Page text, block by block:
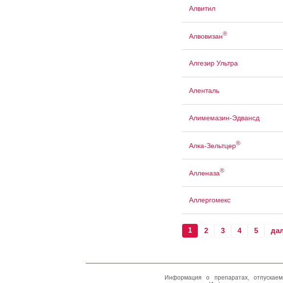
Алвитил
Алвовизан®
Алгезир Ультра
Аленталь
Алимемазин-Эдвансд
Алка-Зельтцер®
Алленаза®
Аллергомекс
1 2 3 4 5
Информация о препаратах,